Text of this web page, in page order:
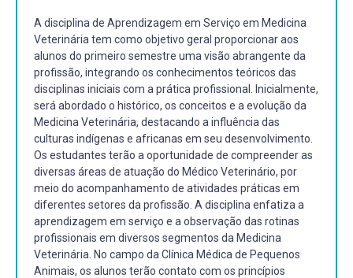
A disciplina de Aprendizagem em Serviço em Medicina
Veterinária tem como objetivo geral proporcionar aos
alunos do primeiro semestre uma visão abrangente da
profissão, integrando os conhecimentos teóricos das
disciplinas iniciais com a prática profissional. Inicialmente,
será abordado o histórico, os conceitos e a evolução da
Medicina Veterinária, destacando a influência das
culturas indígenas e africanas em seu desenvolvimento.
Os estudantes terão a oportunidade de compreender as
diversas áreas de atuação do Médico Veterinário, por
meio do acompanhamento de atividades práticas em
diferentes setores da profissão. A disciplina enfatiza a
aprendizagem em serviço e a observação das rotinas
profissionais em diversos segmentos da Medicina
Veterinária. No campo da Clínica Médica de Pequenos
Animais, os alunos terão contato com os princípios